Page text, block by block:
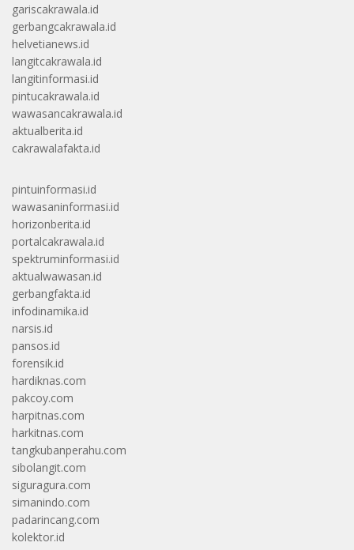
gariscakrawala.id
gerbangcakrawala.id
helvetianews.id
langitcakrawala.id
langitinformasi.id
pintucakrawala.id
wawasancakrawala.id
aktualberita.id
cakrawalafakta.id
pintuinformasi.id
wawasaninformasi.id
horizonberita.id
portalcakrawala.id
spektruminformasi.id
aktualwawasan.id
gerbangfakta.id
infodinamika.id
narsis.id
pansos.id
forensik.id
hardiknas.com
pakcoy.com
harpitnas.com
harkitnas.com
tangkubanperahu.com
sibolangit.com
siguragura.com
simanindo.com
padarincang.com
kolektor.id